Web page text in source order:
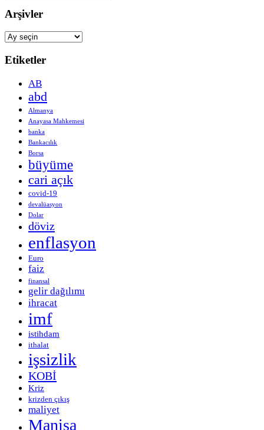
Arşivler
Arşivler
Etiketler
AB
abd
Almanya
Anayasa Mahkemesi
banka
Bankacılık
Borsa
büyüme
cari açık
covid-19
devalüasyon
Dolar
döviz
enflasyon
Euro
faiz
finansal
gelir dağılımı
ihracat
imf
istihdam
ithalat
işsizlik
KOBİ
Kriz
krizden çıkış
maliyet
Manisa